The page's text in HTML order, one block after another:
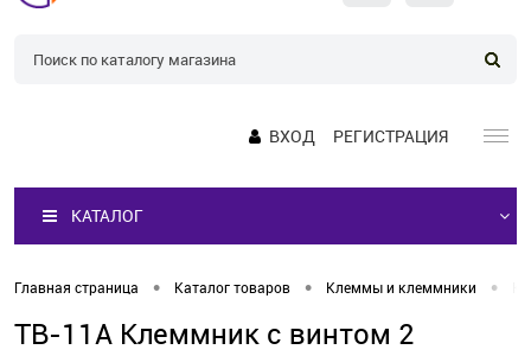
ВХОД РЕГИСТРАЦИЯ
КАТАЛОГ
Главная страница • Каталог товаров • Клеммы и клеммники •
TB-11A Клеммник с винтом 2